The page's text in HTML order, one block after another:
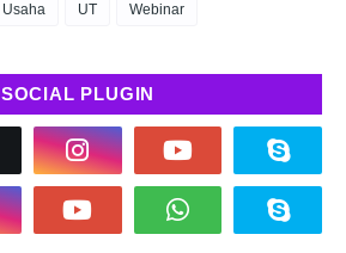
Usaha UT Webinar
SOCIAL PLUGIN